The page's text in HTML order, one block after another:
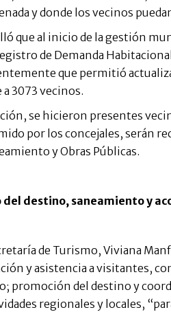
y donde los vecinos
que al inicio de la gestión
de Demanda
que permitió
3073 vecinos.
se hicieron presentes
por los concejales, serán
y Obras Públicas.
del destino, saneamiento y
de Turismo, Viviana
y asistencia a visitantes,
promoción del destino y
regionales y locales,